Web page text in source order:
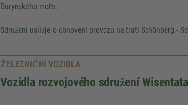
Durynského moře.
Sdružení usiluje o obnovení provozu na trati Schönberg -
ŽELEZNIČNÍ VOZIDLA
Vozidla rozvojového sdružení